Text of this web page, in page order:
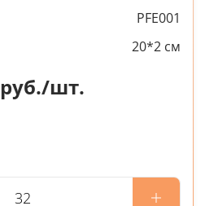
PFE001
20*2 см
руб./шт.